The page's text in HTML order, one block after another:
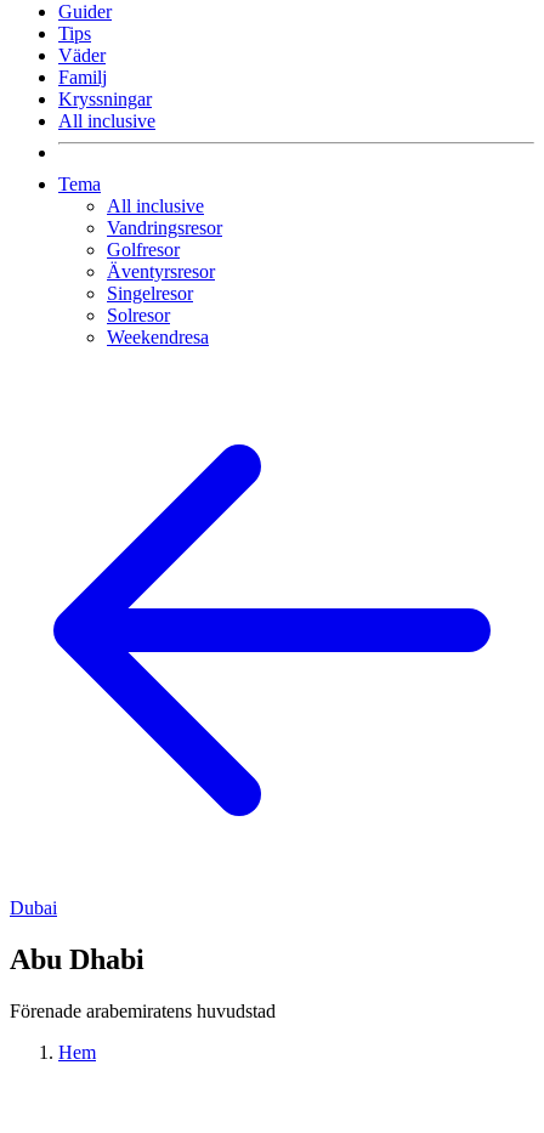
Guider
Tips
Väder
Familj
Kryssningar
All inclusive
Tema
All inclusive
Vandringsresor
Golfresor
Äventyrsresor
Singelresor
Solresor
Weekendresa
Dubai
Abu Dhabi
Förenade arabemiratens huvudstad
Hem